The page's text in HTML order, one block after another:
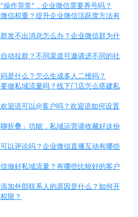
操作异常"，企业微信需要养号吗？
信权重？提升企业微信活跃度方法有
发不出消息怎么办？企业微信群为什
动拉群？不同渠道可邀请进不同的社
是什么？怎么生成多人二维码？
做私域流量吗？线下门店怎么搭建私
迎语可以@客户吗？欢迎语如何设置
折叠」功能，私域运营请收藏好这份
以评论吗？企业微信直播互动有哪些
做好私域流量？有哪些比较好的客户
加外部联系人的原因是什么？如何开
限？